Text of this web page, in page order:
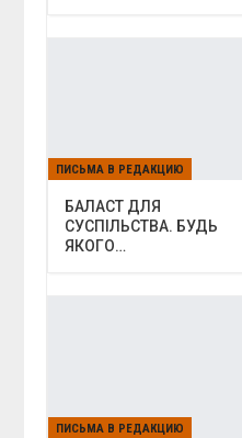
ПИСЬМА В РЕДАКЦИЮ
БАЛАСТ ДЛЯ
СУСПІЛЬСТВА. БУДЬ
ЯКОГО…
ПИСЬМА В РЕДАКЦИЮ